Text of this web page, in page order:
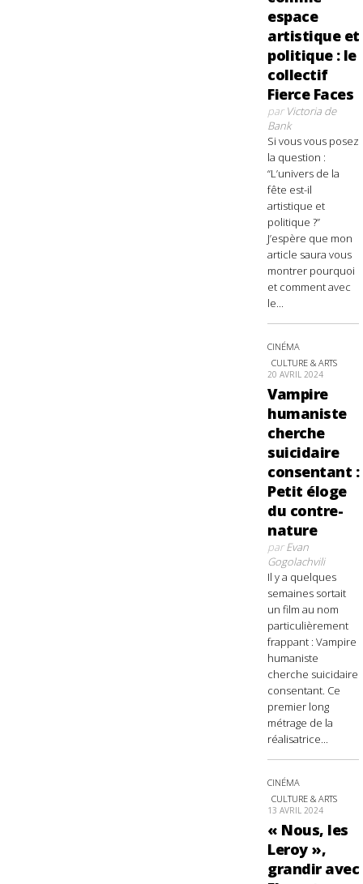
espace
artistique et
politique : le
collectif
Fierce Faces
parVictoria de
Bank
Si vous vous posez
la question :
“L’univers de la
fête est-il
artistique et
politique ?”
J’espère que mon
article saura vous
montrer pourquoi
et comment avec
le...
CINÉMA
CULTURE & ARTS
20 AVRIL 2024
Vampire
humaniste
cherche
suicidaire
consentant :
Petit éloge
du contre-
nature
parEvan
Gogolachvili
Il y a quelques
semaines sortait
un film au nom
particulièrement
frappant : Vampire
humaniste
cherche suicidaire
consentant. Ce
premier long
métrage de la
réalisatrice...
CINÉMA
CULTURE & ARTS
13 AVRIL 2024
« Nous, les
Leroy »,
grandir avec